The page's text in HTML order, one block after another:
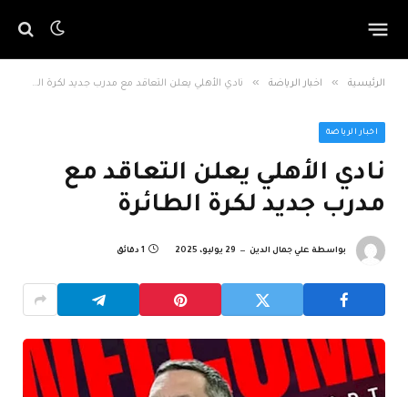
الرئيسية » اخبار الرياضة » نادي الأهلي يعلن التعاقد مع مدرب جديد لكرة الطائرة
اخبار الرياضة
نادي الأهلي يعلن التعاقد مع
مدرب جديد لكرة الطائرة
بواسطة علي جمال الدين 29 يوليو، 2025 1 دقائق